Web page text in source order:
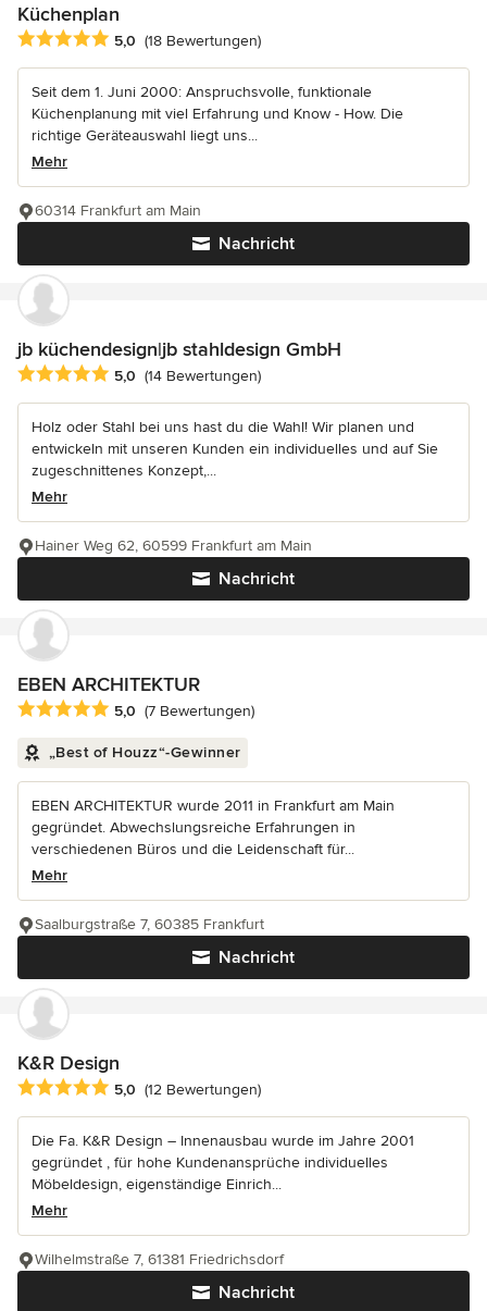
Küchenplan
Durchschnittliche Bewertung: 5 von 5 Sternen
5,0 (18 Bewertungen)
Seit dem 1. Juni 2000: Anspruchsvolle, funktionale
Küchenplanung mit viel Erfahrung und Know - How. Die
richtige Geräteauswahl liegt uns...
Mehr
Nachricht
60314 Frankfurt am Main
jb küchendesign|jb stahldesign GmbH
Durchschnittliche Bewertung: 5 von 5 Sternen
5,0 (14 Bewertungen)
Holz oder Stahl bei uns hast du die Wahl! Wir planen und
entwickeln mit unseren Kunden ein individuelles und auf Sie
zugeschnittenes Konzept,...
Mehr
Nachricht
Hainer Weg 62, 60599 Frankfurt am Main
EBEN ARCHITEKTUR
Durchschnittliche Bewertung: 5 von 5 Sternen
5,0 (7 Bewertungen)
„Best of Houzz“-Gewinner
EBEN ARCHITEKTUR wurde 2011 in Frankfurt am Main
gegründet. Abwechslungsreiche Erfahrungen in
verschiedenen Büros und die Leidenschaft für...
Mehr
Nachricht
Saalburgstraße 7, 60385 Frankfurt
K&R Design
Durchschnittliche Bewertung: 5 von 5 Sternen
5,0 (12 Bewertungen)
Die Fa. K&R Design – Innenausbau wurde im Jahre 2001
gegründet , für hohe Kundenansprüche individuelles
Möbeldesign, eigenständige Einrich...
Mehr
Nachricht
Wilhelmstraße 7, 61381 Friedrichsdorf